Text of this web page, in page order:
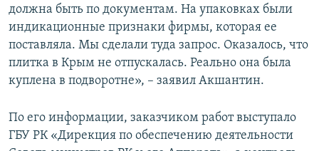
должна быть по документам. На упаковках были
индикационные признаки фирмы, которая ее
поставляла. Мы сделали туда запрос. Оказалось, что
плитка в Крым не отпускалась. Реально она была
куплена в подворотне», – заявил Акшантин.
По его информации, заказчиком работ выступало
ГБУ РК «Дирекция по обеспечению деятельности